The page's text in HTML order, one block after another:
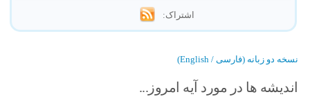
اشتراک:
نسخه دو زبانه (فارسی / English)
اندیشه ها در مورد آیه امروز...